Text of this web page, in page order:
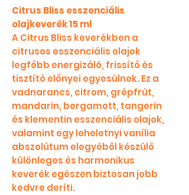
Citrus Bliss esszenciális
olajkeverék 15 ml
A Citrus Bliss keverékben a
citrusos esszenciális olajok
legfőbb energizáló, frissítő és
tisztító előnyei egyesülnek. Ez a
vadnarancs, citrom, grépfrút,
mandarin, bergamott, tangerin
és klementin esszenciális olajok,
valamint egy leheletnyi vanília
abszolútum elegyéből készülő
különleges és harmonikus
keverék egészen biztosan jobb
kedvre deríti.